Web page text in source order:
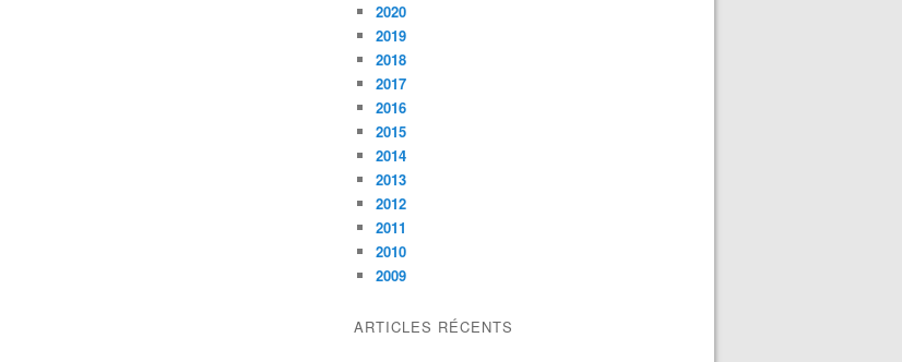
2020
2019
2018
2017
2016
2015
2014
2013
2012
2011
2010
2009
ARTICLES RÉCENTS